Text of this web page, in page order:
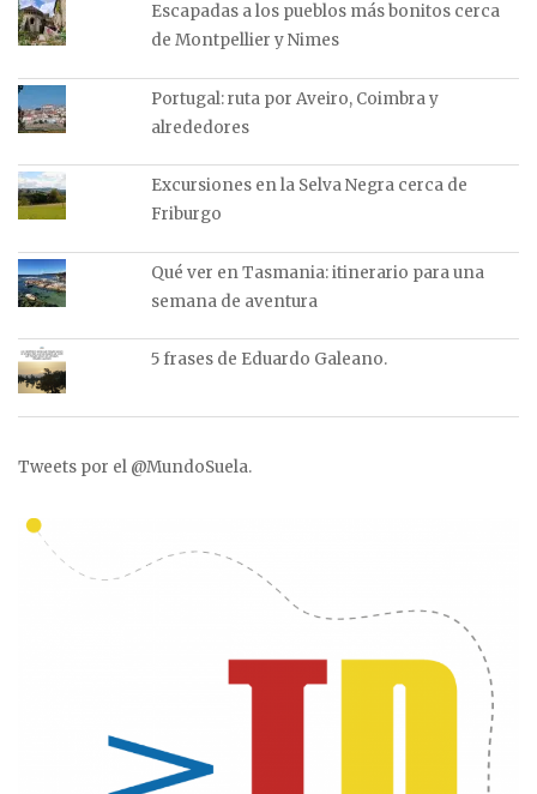
Escapadas a los pueblos más bonitos cerca
de Montpellier y Nimes
Portugal: ruta por Aveiro, Coimbra y
alrededores
Excursiones en la Selva Negra cerca de
Friburgo
Qué ver en Tasmania: itinerario para una
semana de aventura
5 frases de Eduardo Galeano.
Tweets por el @MundoSuela.